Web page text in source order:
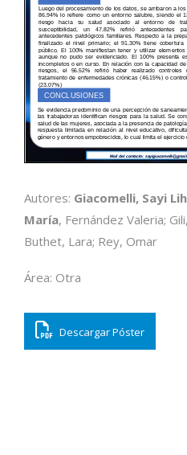
Autores: Giacomelli, Sayi
María, Fernández Valeria;
Buthet, Lara; Rey, Omar
Área: Otra
Descargar Póster